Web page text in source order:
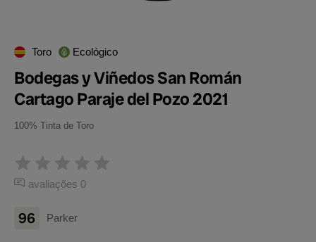
Toro Ecológico
Bodegas y Viñedos San Román
Cartago Paraje del Pozo 2021
100% Tinta de Toro
avaliações 0
96 Parker